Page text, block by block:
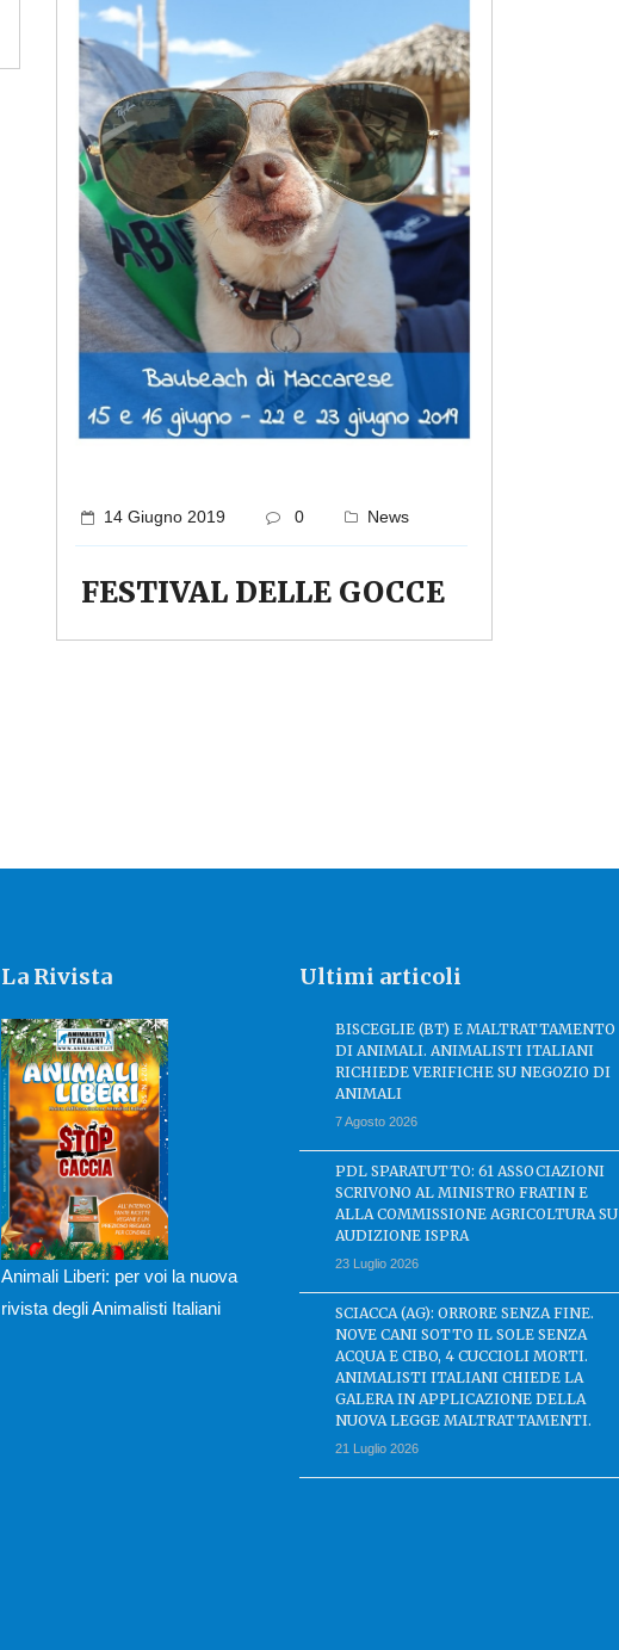
14 Giugno 2019 0 News
FESTIVAL DELLE GOCCE
La Rivista
Animali Liberi: per voi la nuova
rivista degli Animalisti Italiani
Ultimi articoli
BISCEGLIE (BT) E MALTRATTAMENTO
DI ANIMALI. ANIMALISTI ITALIANI
RICHIEDE VERIFICHE SU NEGOZIO DI
ANIMALI
7 Agosto 2026
PDL SPARATUTTO: 61 ASSOCIAZIONI
SCRIVONO AL MINISTRO FRATIN E
ALLA COMMISSIONE AGRICOLTURA SU
AUDIZIONE ISPRA
23 Luglio 2026
SCIACCA (AG): ORRORE SENZA FINE.
NOVE CANI SOTTO IL SOLE SENZA
ACQUA E CIBO, 4 CUCCIOLI MORTI.
ANIMALISTI ITALIANI CHIEDE LA
GALERA IN APPLICAZIONE DELLA
NUOVA LEGGE MALTRATTAMENTI.
21 Luglio 2026